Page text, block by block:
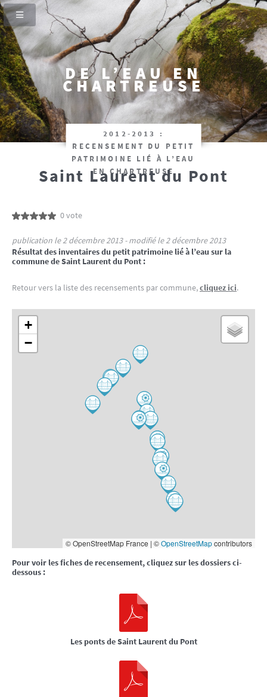
DE L’EAU EN
CHARTREUSE
2012-2013 :
RECENSEMENT DU PETIT
PATRIMOINE LIÉ À L’EAU
EN CHARTREUSE
Saint Laurent du Pont
0 vote
publication le 2 décembre 2013 - modifié le 2 décembre 2013
Résultat des inventaires du petit patrimoine lié à l’eau sur la
commune de Saint Laurent du Pont :
Retour vers la liste des recensements par commune,cliquez ici.
+
−
© OpenStreetMap France | ©OpenStreetMapcontributors
Pour voir les fiches de recensement, cliquez sur les dossiers ci-
dessous :
Les ponts de Saint Laurent du Pont